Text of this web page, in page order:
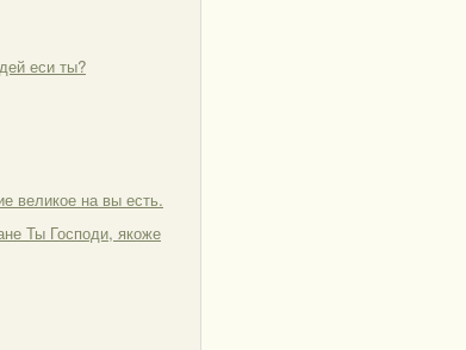
еси ты?
великое на вы есть.
Ты Господи, якоже